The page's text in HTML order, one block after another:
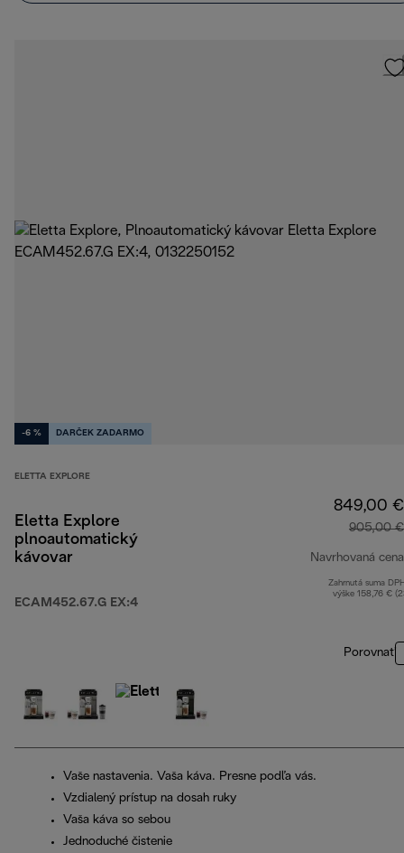
-6 % DARČEK ZADARMO
ELETTA EXPLORE
Eletta Explore
plnoautomatický
kávovar
ECAM452.67.G EX:4
849,00 €
905,00 €
Navrhovaná cena
Zahrnutá suma
výške 158,76 €
Porovnať
Vaše nastavenia. Vaša káva. Presne podľa vás.
Vzdialený prístup na dosah ruky
Vaša káva so sebou
Jednoduché čistenie